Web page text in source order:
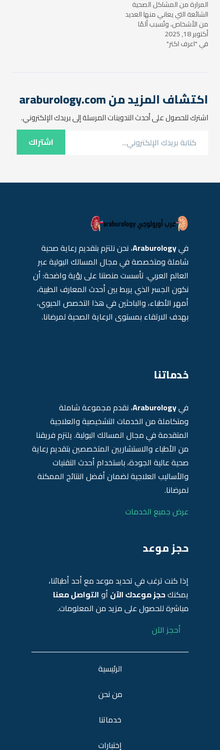
المرارة من المشاكل الصحية
الشائعة التي يعاني منها العديد
من الأشخاص، وتُسبب ألمًا
شديدًا في بعض الحالات، مما
قد يؤدي إلى مضاعفات صحية
خطيرة. في هذا المقال،
بالإضافة إلى بعض النصائح
للوقاية…
أكتوبر 18, 2025
في "اعرف اكتر"
اكتشاف المزيد من araburology.com
اشترك للحصول على أحدث التدوينات المرسلة إلى بريدك الإلكتروني.
اشتراك
فيAraburology، نحن نلتزم بتقديم رعاية صحية
شاملة ومتخصصة في مجال المسالك البولية عبر
العالم العربي. تأسست منصتنا على رؤية واضحة: أن
نكون الجسر الذي يربط بين أحدث المعارف الطبية،
أمهر الأطباء، والباحثين في هذا التخصص الحيوي،
بهدف الارتقاء بمستوى الرعاية الصحية لمرضانا.
خدماتنا
فيAraburology، نقدم مجموعة شاملة
ومتكاملة من الخدمات التشخيصية والعلاجية
المتقدمة في مجال المسالك البولية. يلتزم فريقنا
من الأطباء والاستشاريين المتخصصين بتقديم رعاية
صحية عالية الجودة، باستخدام أحدث التقنيات
والأساليب العلاجية لضمان أفضل النتائج الممكنة
لمرضانا.
عرض جميع الخدمات
حجز موعد
إذا كنت ترغب في تحديد موعد مع أحد أطبائنا،
يمكنكحجز موعدك الآن أوالتواصل معنا
مباشرة للحصول على مزيد من المعلومات.
أحجز الآن
الرئيسية
من نحن
خدماتنا
إختبارات